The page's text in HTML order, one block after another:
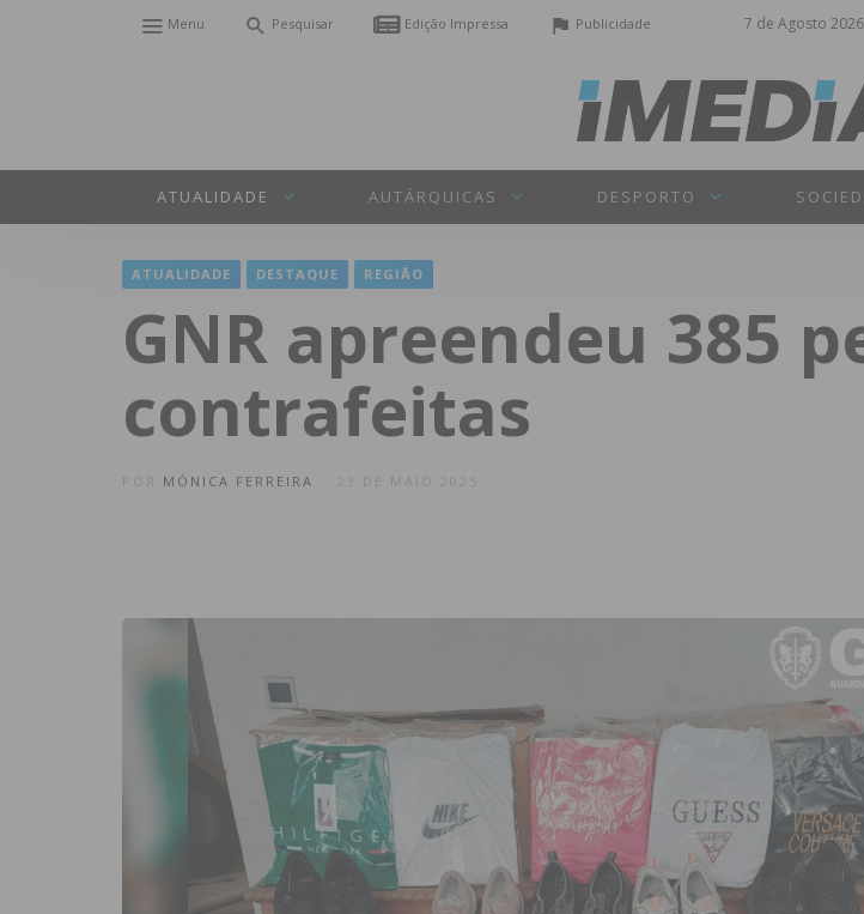
7 de Agosto 2026
Menu Pesquisar Edição Impressa Publicidade
ATUALIDADE AUTÁRQUICAS DESPORTO
ATUALIDADE DESTAQUE REGIÃO
GNR apreendeu 385
contrafeitas
MÓNICA FERREIRA 23 DE MAIO 2025